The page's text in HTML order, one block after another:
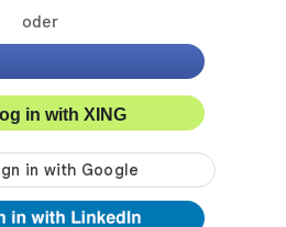
oder
in with XING